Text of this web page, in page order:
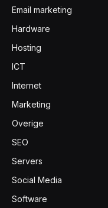
Email marketing
Hardware
Hosting
ICT
Internet
Marketing
Overige
SEO
Servers
Social Media
Software